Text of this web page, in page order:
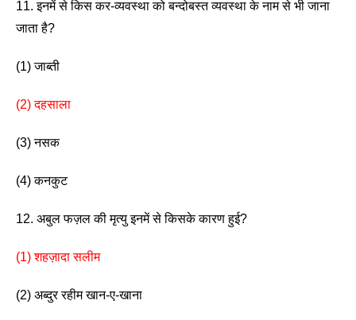
11. इनमें से किस कर-व्यवस्था को बन्दोबस्त व्यवस्था के नाम से भी जाना
जाता है?
(1) जाब्ती
(2) दहसाला
(3) नसक
(4) कनकुट
12. अबुल फज़ल की मृत्यु इनमें से किसके कारण हुई?
(1) शहज़ादा सलीम
(2) अब्दुर रहीम खान-ए-खाना